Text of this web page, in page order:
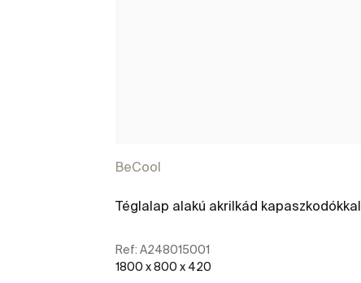
BeCool
Téglalap alakú akrilkád kapaszkodókkal
Ref: A248015001
1800 x 800 x 420